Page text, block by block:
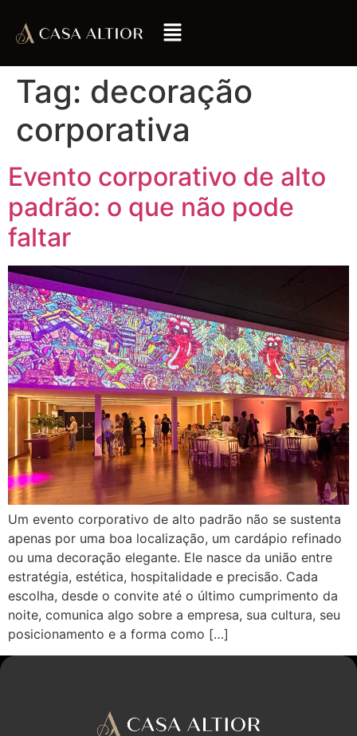
Tag: decoração
corporativa
Evento corporativo de alto
padrão: o que não pode
faltar
Um evento corporativo de alto padrão não se sustenta
apenas por uma boa localização, um cardápio refinado
ou uma decoração elegante. Ele nasce da união entre
estratégia, estética, hospitalidade e precisão. Cada
escolha, desde o convite até o último cumprimento da
noite, comunica algo sobre a empresa, sua cultura, seu
posicionamento e a forma como […]